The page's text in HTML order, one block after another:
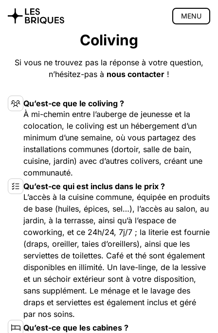
MENU
Présentation
La maison
Activités
Communauté
Accès
Tarifs
FAQ
Réserver
Coworking
Salon de thé
Atelier bois
Privatisation
🇬🇧 English version
Coliving
Si vous ne trouvez pas la réponse à votre question,
n’hésitez-pas à nous contacter !
Qu’est-ce que le coliving ?
À mi-chemin entre l’auberge de jeunesse et la
colocation, le coliving est un hébergement d’un
minimum d’une semaine, où vous partagez des
installations communes (dortoir, salle de bain,
cuisine, jardin) avec d’autres colivers, créant une
communauté.
Qu’est-ce qui est inclus dans le prix ?
L’accès à la cuisine commune, équipée en produits
de base (huiles, épices, sel…), l’accès au salon, au
jardin, à la terrasse, ainsi qu’à l’espace de
coworking, et ce 24h/24, 7j/7 ; la literie est fournie
(draps, oreiller, taies d’oreillers), ainsi que les
serviettes de toilettes. Café et thé sont également
disponibles en illimité. Un lave-linge, de la lessive
et un séchoir extérieur sont à votre disposition,
sans supplément. Le ménage et le lavage des
draps et serviettes est également inclus et géré
par nos soins.
Qu’est-ce que les cabines ?